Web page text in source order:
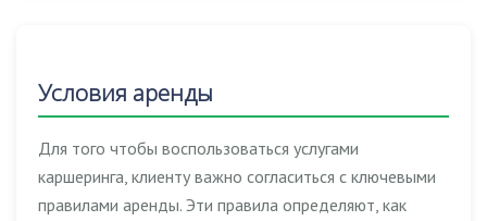
Условия аренды
Для того чтобы воспользоваться услугами
каршеринга, клиенту важно согласиться с ключевыми
правилами аренды. Эти правила определяют, как